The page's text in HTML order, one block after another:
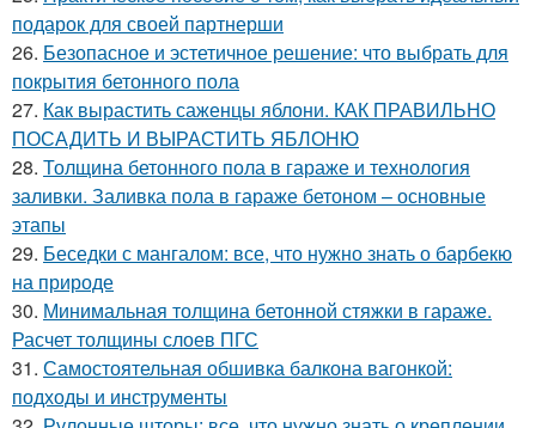
подарок для своей партнерши
26. Безопасное и эстетичное решение: что выбрать для
покрытия бетонного пола
27. Как вырастить саженцы яблони. КАК ПРАВИЛЬНО
ПОСАДИТЬ И ВЫРАСТИТЬ ЯБЛОНЮ
28. Толщина бетонного пола в гараже и технология
заливки. Заливка пола в гараже бетоном – основные
этапы
29. Беседки с мангалом: все, что нужно знать о барбекю
на природе
30. Минимальная толщина бетонной стяжки в гараже.
Расчет толщины слоев ПГС
31. Самостоятельная обшивка балкона вагонкой:
подходы и инструменты